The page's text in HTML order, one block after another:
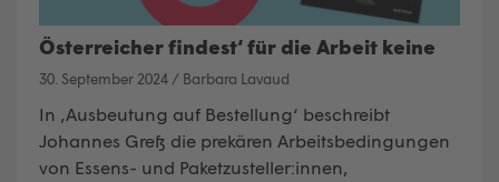
Österreicher findest‘ für die Arbeit keine
30. September 2024 / Barbara Lavaud
In ‚Ausbeutung auf Bestellung‘ beschreibt
Johannes Greß die prekären Arbeitsbedingungen
von Essens- und Paketzusteller:innen,